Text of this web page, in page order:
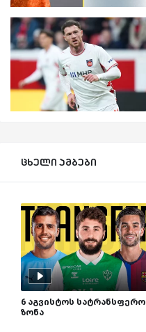
ცხელი ამბები
6 აგვისტოს სატრანსფერო
ზონა